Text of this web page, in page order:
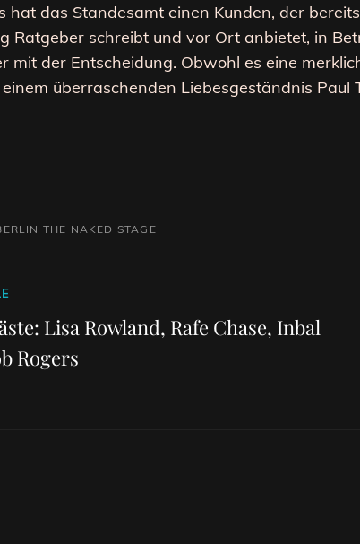
hat das Standesamt einen Kunden, der
Ratgeber schreibt und vor Ort anbietet, in
mit der Entscheidung. Obwohl es eine
überraschenden Liebesgeständnis Paul
THE NAKED STAGE
Lisa Rowland, Rafe Chase, Inbal
Rogers